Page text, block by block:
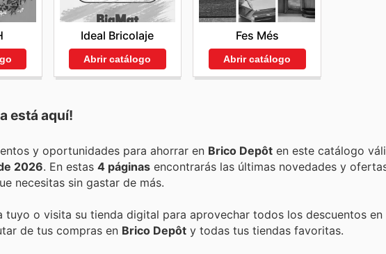
Ideal Bricolaje
Abrir catálogo
Fes Més
Abrir catálogo
está aquí!
Encuentra las mejores promociones, descuentos y oportunidades para ahorrar en Brico Depôt en este catálogo
2026 . En estas 4 páginas encontrarás las últimas novedades y
necesitas sin gastar de más.
tuyo o visita su tienda digital para aprovechar todos los descuentos en
de tus compras en Brico Depôt y todas tus tiendas favoritas.